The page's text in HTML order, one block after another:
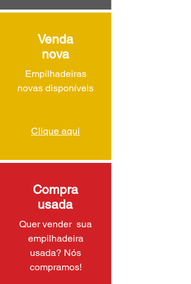
Venda
nova
Empilhadeiras
novas disponíveis
Clique aqui
Compra
usada
Quer vender sua
empilhadeira
usada? Nós
compramos!